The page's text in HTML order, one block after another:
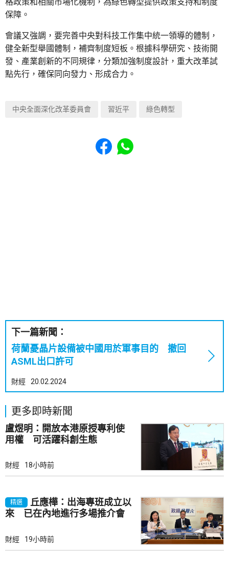
保障。
會議又強調，要完善中央對科技工作集中統一領導的體制，
健全新型舉國體制，補齊制度短板。根據科學研究、技術開
發、產業創新的不同規律，分類加強制度設計，重大改革試
點先行，確保同向發力、形成合力。
中央全面深化改革委員會 習近平 綠色轉型
Share to Facebook
Share to WhatsApp
下一篇新聞：
荷蘭憂晶片設備被中國用於軍事目的 撤回
ASML出口許可
財經 20.02.2024
更多即時新聞
盧煜明：開放本港原授專利使
用權 可活躍科創生態
財經 18小時前
精選
丘應樺：出海專班成立以
來 已在內地進行多場推介會
財經 19小時前